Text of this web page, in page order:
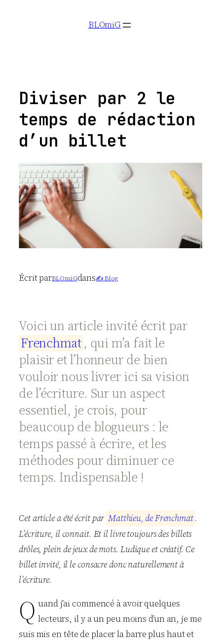
BLOmiG
Diviser par 2 le
temps de rédaction
d’un billet
Écrit parBLOmiGdans✍️ Blog
Voici un article invité écrit par
Frenchmat , qui m’a fait le
plaisir et l’honneur de bien
vouloir nous livrer ici sa vision
de l’écriture. Sur un aspect
essentiel, je crois, pour
beaucoup de blogueurs : le
temps passé à écrire, et les
méthodes pour diminuer ce
temps. Indispensable !
Cet article a été écrit par Matthieu, deFrenchmat.
L’écriture, il connait. Et il livre toujours des billets
drôles, plein de jeux de mots. Ludique et créatif. Ce
billet invité, il le consacre donc naturellement à
l’écriture.
Q uand j’ai commencé à avoir quelques
lecteurs, il y a un peu moins d’un an, je me
suis mis en tête de placer la barre plus haut et